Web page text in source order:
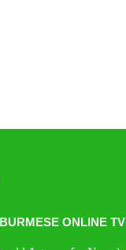
BURMESE ONLINE TV